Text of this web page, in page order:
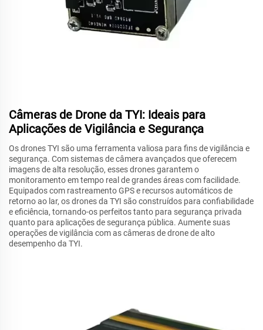
Câmeras de Drone da TYI: Ideais para
Aplicações de Vigilância e Segurança
Os drones TYI são uma ferramenta valiosa para fins de vigilância e
segurança. Com sistemas de câmera avançados que oferecem
imagens de alta resolução, esses drones garantem o
monitoramento em tempo real de grandes áreas com facilidade.
Equipados com rastreamento GPS e recursos automáticos de
retorno ao lar, os drones da TYI são construídos para confiabilidade
e eficiência, tornando-os perfeitos tanto para segurança privada
quanto para aplicações de segurança pública. Aumente suas
operações de vigilância com as câmeras de drone de alto
desempenho da TYI.